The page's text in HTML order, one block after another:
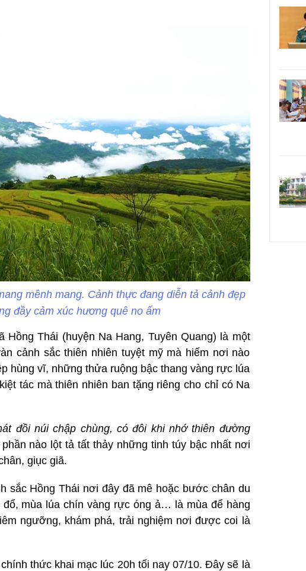
mênh mang. Cảnh thực đang diễn tả cảnh đẹp
đầy cảm xúc hương quê no ấm
Thái (huyện Na Hang, Tuyên Quang) là một
cảnh sắc thiên nhiên tuyệt mỹ mà hiếm nơi nào
hùng vĩ, những thửa ruộng bậc thang vàng rực lúa
tác mà thiên nhiên ban tặng riêng cho chỉ có Na
đồi núi chập chùng, có đôi khi nhớ thiên đường
nào lột tả tất thảy những tinh túy bậc nhất nơi
giục giã.
sắc Hồng Thái nơi đây đã mê hoặc bước chân du
mùa lúa chín vàng rực óng ả… là mùa để hàng
ngưỡng, khám phá, trải nghiệm nơi được coi là
thức khai mạc lúc 20h tối nay 07/10. Đây sẽ là